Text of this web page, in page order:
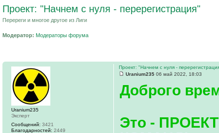
Проект: "Начнем с нуля - перерегистрация"
Перереги и многое другое из Лиги
Модератор: Модераторы форума
Проект: "Начнем с нуля -
Uranium235 06 май 2022, 18:03
Доброго
Это -
Uranium235
Эксперт
Сообщений: 3421
Благодарностей: 2449